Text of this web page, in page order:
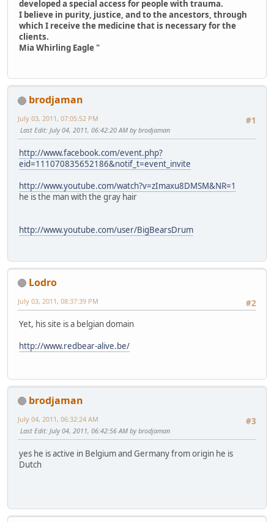
developed a special access for people with trauma.
I believe in purity, justice, and to the ancestors, through
which I receive the medicine that is necessary for the
clients.
Mia Whirling Eagle "
brodjaman
#1
July 03, 2011, 07:05:52 PM
Last Edit: July 04, 2011, 06:42:20 AM by brodjaman
http://www.facebook.com/event.php?
eid=111070835652186&notif_t=event_invite
http://www.youtube.com/watch?v=zImaxu8DMSM&NR=1
he is the man with the gray hair
http://www.youtube.com/user/BigBearsDrum
Lodro
#2
July 03, 2011, 08:37:39 PM
Yet, his site is a belgian domain
http://www.redbear-alive.be/
brodjaman
#3
July 04, 2011, 06:32:24 AM
Last Edit: July 04, 2011, 06:42:56 AM by brodjaman
yes he is active in Belgium and Germany from origin he is
Dutch